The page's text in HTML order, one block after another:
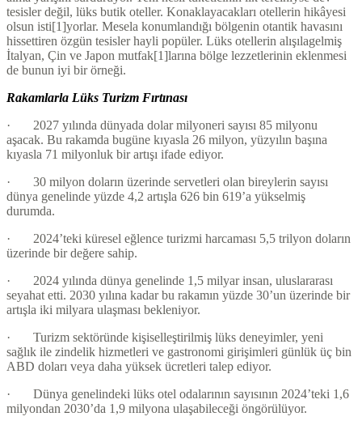
tesisler değil, lüks butik oteller. Konaklayacakları otellerin hikâyesi
olsun isti[1]yorlar. Mesela konumlandığı bölgenin otantik havasını
hissettiren özgün tesisler hayli popüler. Lüks otellerin alışılagelmiş
İtalyan, Çin ve Japon mutfak[1]larına bölge lezzetlerinin eklenmesi
de bunun iyi bir örneği.
Rakamlarla Lüks Turizm Fırtınası
· 2027 yılında dünyada dolar milyoneri sayısı 85 milyonu
aşacak. Bu rakamda bugüne kıyasla 26 milyon, yüzyılın başına
kıyasla 71 milyonluk bir artışı ifade ediyor.
· 30 milyon doların üzerinde servetleri olan bireylerin sayısı
dünya genelinde yüzde 4,2 artışla 626 bin 619’a yükselmiş
durumda.
· 2024’teki küresel eğlence turizmi harcaması 5,5 trilyon doların
üzerinde bir değere sahip.
· 2024 yılında dünya genelinde 1,5 milyar insan, uluslararası
seyahat etti. 2030 yılına kadar bu rakamın yüzde 30’un üzerinde bir
artışla iki milyara ulaşması bekleniyor.
· Turizm sektöründe kişiselleştirilmiş lüks deneyimler, yeni
sağlık ile zindelik hizmetleri ve gastronomi girişimleri günlük üç bin
ABD doları veya daha yüksek ücretleri talep ediyor.
· Dünya genelindeki lüks otel odalarının sayısının 2024’teki 1,6
milyondan 2030’da 1,9 milyona ulaşabileceği öngörülüyor.